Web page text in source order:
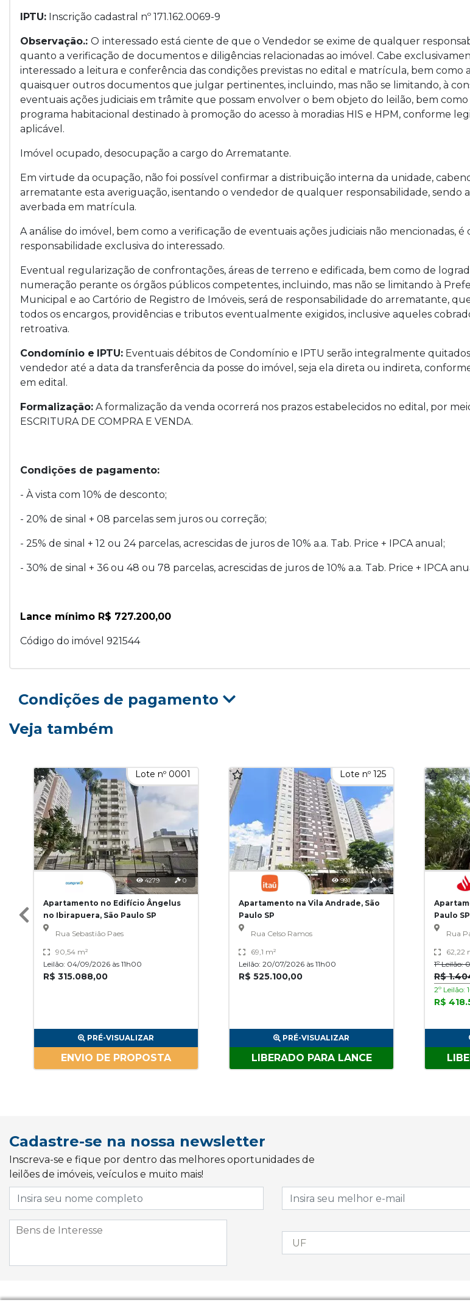
IPTU: Inscrição cadastral nº 171.162.0069-9
Observação.: O interessado está ciente de que o Vendedor se exime de qualquer
quanto a verificação de documentos e diligências relacionadas ao imóvel. Cabe
interessado a leitura e conferência das condições previstas no edital e matrícula, bem como
quaisquer outros documentos que julgar pertinentes, incluindo, mas não se limitando, à
eventuais ações judiciais em trâmite que possam envolver o bem objeto do leilão, bem como
programa habitacional destinado à promoção do acesso à moradias HIS e HPM, conforme
aplicável.
Imóvel ocupado, desocupação a cargo do Arrematante.
Em virtude da ocupação, não foi possível confirmar a distribuição interna da unidade,
arrematante esta averiguação, isentando o vendedor de qualquer responsabilidade, sendo a
averbada em matrícula.
A análise do imóvel, bem como a verificação de eventuais ações judiciais não mencionadas, é
responsabilidade exclusiva do interessado.
Eventual regularização de confrontações, áreas de terreno e edificada, bem como de
numeração perante os órgãos públicos competentes, incluindo, mas não se limitando à
Municipal e ao Cartório de Registro de Imóveis, será de responsabilidade do arrematante,
todos os encargos, providências e tributos eventualmente exigidos, inclusive aqueles
retroativa.
Condomínio e IPTU: Eventuais débitos de Condomínio e IPTU serão integralmente
vendedor até a data da transferência da posse do imóvel, seja ela direta ou indireta,
em edital.
Formalização: A formalização da venda ocorrerá nos prazos estabelecidos no edital, por
ESCRITURA DE COMPRA E VENDA.
Condições de pagamento:
- À vista com 10% de desconto;
- 20% de sinal + 08 parcelas sem juros ou correção;
- 25% de sinal + 12 ou 24 parcelas, acrescidas de juros de 10% a.a. Tab. Price + IPCA anual;
- 30% de sinal + 36 ou 48 ou 78 parcelas, acrescidas de juros de 10% a.a. Tab. Price + IPCA
Lance mínimo R$ 727.200,00
Código do imóvel 921544
Condições de pagamento
Veja também
Lote nº 0001
4279 0
Apartamento no Edifício Ângelus
no Ibirapuera, São Paulo SP
Rua Sebastião Paes
90,54 m²
Leilão: 04/09/2026 às 11h00
R$ 315.088,00
PRÉ-VISUALIZAR
ENVIO DE PROPOSTA
Lote nº 125
991 0
Apartamento na Vila Andrade, São
Paulo SP
Rua Celso Ramos
69,1 m²
Leilão: 20/07/2026 às 11h00
R$ 525.100,00
PRÉ-VISUALIZAR
LIBERADO PARA LANCE
Paulo SP
Rua
62,22
1º Leilão:
R$
2º Leilão:
R$
Cadastre-se na nossa newsletter
Inscreva-se e fique por dentro das melhores oportunidades de
leilões de imóveis, veículos e muito mais!